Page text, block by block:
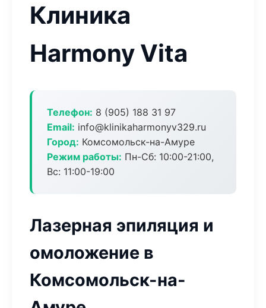
Клиника
Harmony Vita
Телефон: 8 (905) 188 31 97
Email: info@klinikaharmonyv329.ru
Город: Комсомольск-на-Амуре
Режим работы: Пн-Сб: 10:00-21:00,
Вс: 11:00-19:00
Лазерная эпиляция и
омоложение в
Комсомольск-на-